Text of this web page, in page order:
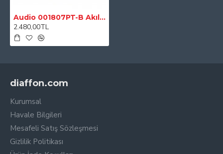
Audio 001807PT-B Akıllı Ev Sistemi Pano Tipi Kombi Modülü
2.480,00TL
diaffon.com
Kurumsal
Havale Bilgileri
Mesafeli Satış Sözleşmesi
Gizlilik Politikası